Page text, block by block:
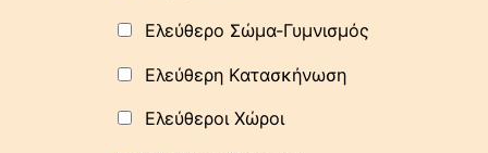
Ελεύθερο Σώμα-Γυμνισμός
Ελεύθερη Κατασκήνωση
Ελεύθεροι Χώροι